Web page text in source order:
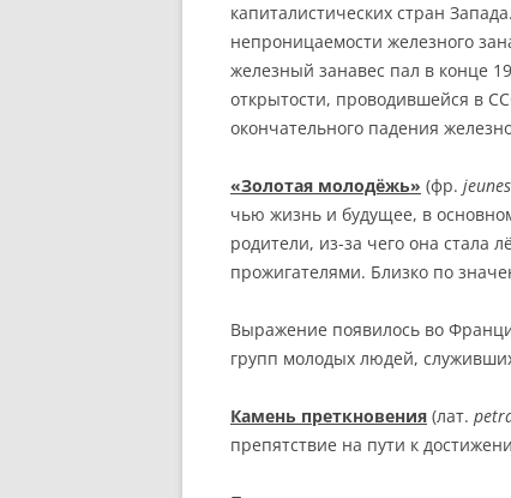
капиталистических стран
непроницаемости железного
железный занавес пал в конце
открытости, проводившейся в
окончательного падения
«Золотая молодёжь» (фр.
чью жизнь и будущее, в
родители, из-за чего она стала
прожигателями. Близко по
Выражение появилось во
групп молодых людей,
Камень преткновения (лат.
препятствие на пути к